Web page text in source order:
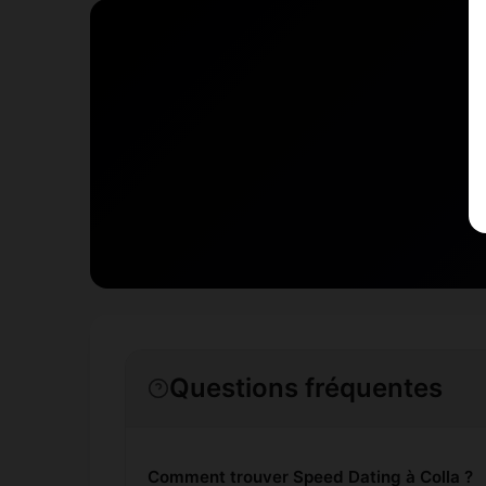
Questions fréquentes
Comment trouver Speed Dating à Colla ?